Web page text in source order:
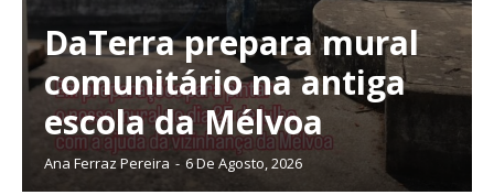
Planos de Assinatura
Faça-se assinante do Região de Cister e ajude-nos a manter este serviço
DaTerra prepara mural
comunitário na antiga
escola da Mélvoa
Ana Ferraz Pereira - 6 De Agosto, 2026